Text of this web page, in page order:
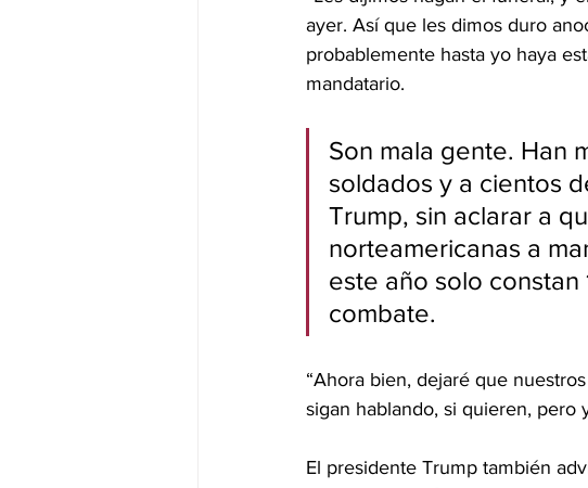
ayer. Así que les dimos duro
probablemente hasta yo haya
mandatario.
Son mala gente. Han
soldados y a cientos
Trump, sin aclarar a
norteamericanas a
este año solo
combate.
“Ahora bien, dejaré que
sigan hablando, si quieren, pero
El presidente Trump también